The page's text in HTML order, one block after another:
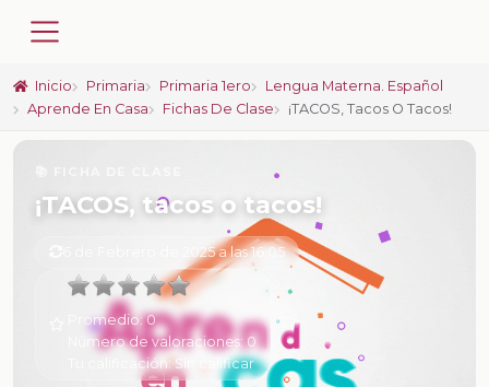
Inicio Primaria Primaria 1ero
Lengua Materna. Español
Aprende En Casa
Fichas De Clase ¡TACOS, Tacos O Tacos!
¡TACOS, tacos o tacos!
6 de Febrero de 2025 a las 16:05
Promedio:0
Número de valoraciones:0
Tu calificación:Sin calificar